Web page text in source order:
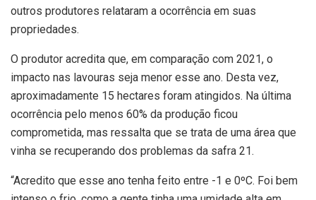
outros produtores relataram a ocorrência em suas
propriedades.
O produtor acredita que, em comparação com 2021, o
impacto nas lavouras seja menor esse ano. Desta vez,
aproximadamente 15 hectares foram atingidos. Na última
ocorrência pelo menos 60% da produção ficou
comprometida, mas ressalta que se trata de uma área que
vinha se recuperando dos problemas da safra 21.
“Acredito que esse ano tenha feito entre -1 e 0ºC. Foi bem